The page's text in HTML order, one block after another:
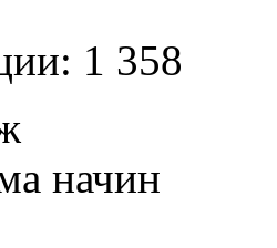
1 358
начин